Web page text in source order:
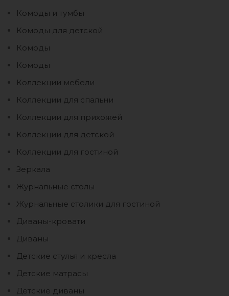
Комоды и тумбы
Комоды для детской
Комоды
Комоды
Коллекции мебели
Коллекции для спальни
Коллекции для прихожей
Коллекции для детской
Коллекции для гостиной
Зеркала
Журнальные столы
Журнальные столики для гостиной
Диваны-кровати
Диваны
Детские стулья и кресла
Детские матрасы
Детские диваны